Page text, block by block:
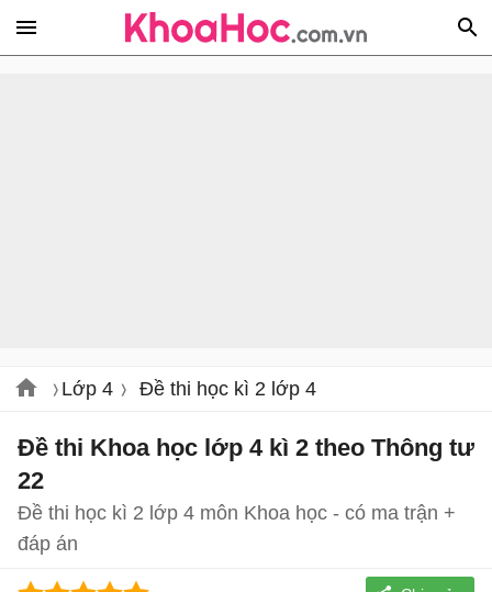
Lớp 4 Đề thi học kì 2 lớp 4
Đề thi Khoa học lớp 4 kì 2 theo Thông tư
22
Đề thi học kì 2 lớp 4 môn Khoa học - có ma trận +
đáp án